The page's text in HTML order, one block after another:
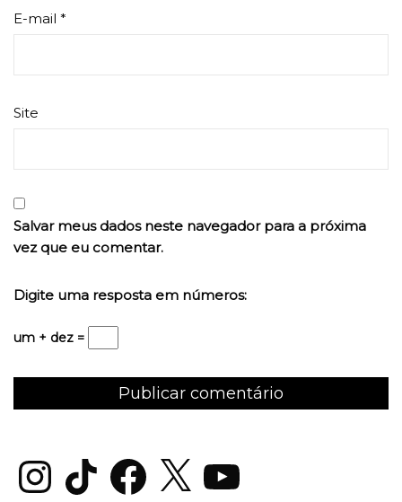
E-mail *
Site
Salvar meus dados neste navegador para a próxima
vez que eu comentar.
Digite uma resposta em números:
um + dez =
InstagramTikTok Facebook
X YouTube